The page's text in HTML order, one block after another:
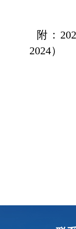
附：
2024）
科